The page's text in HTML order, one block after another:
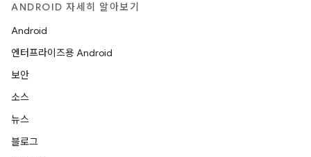
ANDROID 자세히 알아보기
Android
엔터프라이즈용 Android
보안
소스
뉴스
블로그